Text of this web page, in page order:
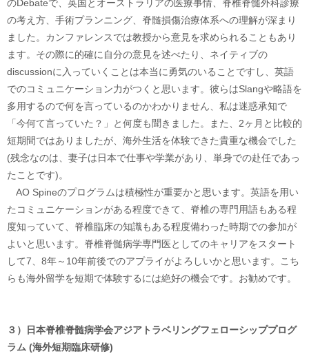
のDebateで、英国とオーストラリアの医療事情、脊椎脊髄外科診療
の考え方、手術プランニング、脊髄損傷治療体系への理解が深まり
ました。カンファレンスでは教授から意見を求められることもあり
ます。その際に的確に自分の意見を述べたり、ネイティブの
discussionに入っていくことは本当に勇気のいることですし、英語
でのコミュニケーション力がつくと思います。彼らはSlangや略語を
多用するので何を言っているのかわかりません、私は迷惑承知で
「今何て言っていた？」と何度も聞きました。また、2ヶ月と比較的
短期間ではありましたが、海外生活を体験できた貴重な機会でした
(残念なのは、妻子は日本で仕事や学業があり、単身での赴任であっ
たことです)。
AO Spineのプログラムは積極性が重要かと思います。英語を用い
たコミュニケーションがある程度できて、脊椎の専門用語もある程
度知っていて、脊椎臨床の知識もある程度備わった時期での参加が
よいと思います。脊椎脊髄病学専門医としてのキャリアをスタート
して7、8年～10年前後でのアプライがよろしいかと思います。こち
らも海外留学を短期で体験するには絶好の機会です。お勧めです。
３）日本脊椎脊髄病学会アジアトラベリングフェローシッププログ
ラム (海外短期臨床研修)